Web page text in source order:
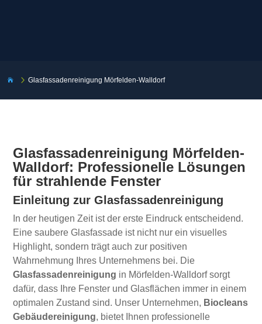
 5Glasfassadenreinigung Mörfelden-Walldorf
Glasfassadenreinigung Mörfelden-
Walldorf: Professionelle Lösungen
für strahlende Fenster
Einleitung zur Glasfassadenreinigung
In der heutigen Zeit ist der erste Eindruck entscheidend.
Eine saubere Glasfassade ist nicht nur ein visuelles
Highlight, sondern trägt auch zur positiven
Wahrnehmung Ihres Unternehmens bei. Die
Glasfassadenreinigung in Mörfelden-Walldorf sorgt
dafür, dass Ihre Fenster und Glasflächen immer in einem
optimalen Zustand sind. Unser Unternehmen, Biocleans
Gebäudereinigung, bietet Ihnen professionelle